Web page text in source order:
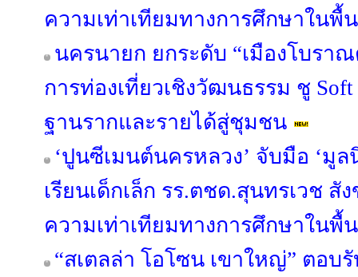
ความเท่าเทียมทางการศึกษาในพื้
นครนายก ยกระดับ “เมืองโบรา
การท่องเที่ยวเชิงวัฒนธรรม ชู Soft
ฐานรากและรายได้สู่ชุมชน
‘ปูนซีเมนต์นครหลวง’ จับมือ ‘มู
เรียนเด็กเล็ก รร.ตชด.สุนทรเวช สั
ความเท่าเทียมทางการศึกษาในพื้
“สเตลล่า โอโซน เขาใหญ่” ตอบ